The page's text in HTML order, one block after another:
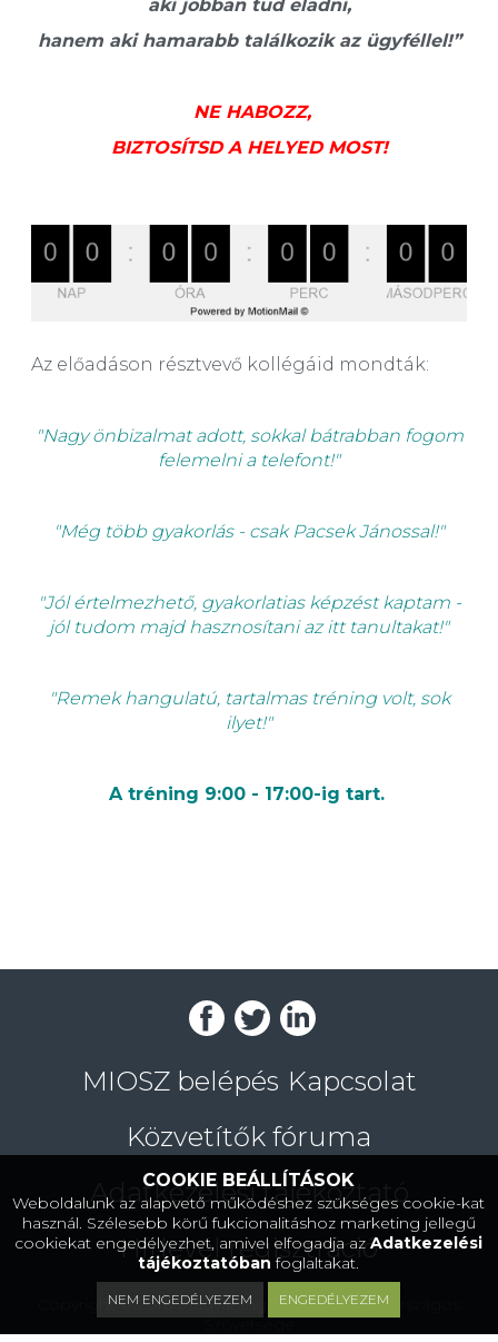
aki jobban tud eladni,
hanem aki hamarabb találkozik az ügyféllel!”
NE HABOZZ,
BIZTOSÍTSD A HELYED MOST!
Az előadáson résztvevő kollégáid mondták:
"Nagy önbizalmat adott, sokkal bátrabban fogom
felemelni a telefont!"
"Még több gyakorlás - csak Pacsek Jánossal!"
"Jól értelmezhető, gyakorlatias képzést kaptam -
jól tudom majd hasznosítani az itt tanultakat!"
"Remek hangulatú, tartalmas tréning volt, sok
ilyet!"
A tréning 9:00 - 17:00-ig tart.
MIOSZ belépés Kapcsolat
Közvetítők fóruma
Adatkezelési tájékoztató
Hírlevél regisztráció
Copyright © 2018 Magyar Ingatlanközvetítők Országos
Szövetsége
COOKIE BEÁLLÍTÁSOK
Weboldalunk az alapvető működéshez szükséges cookie-kat
használ. Szélesebb körű fukcionalitáshoz marketing jellegű
cookiekat engedélyezhet, amivel elfogadja azAdatkezelési
tájékoztatóban foglaltakat.
NEM ENGEDÉLYEZEM ENGEDÉLYEZEM